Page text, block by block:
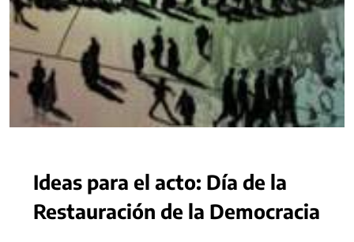
Ideas para el acto: Día de la
Restauración de la Democracia